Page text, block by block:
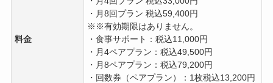
料金
・月8回プラン 税込59,400円
※※有効期限はありません。
・食事サポート：税込11,000円
・月4ペアプラン：税込49,500円
・月8ペアプラン：税込79,200円
・回数券（ペアプラン）：1枚税込13,200円